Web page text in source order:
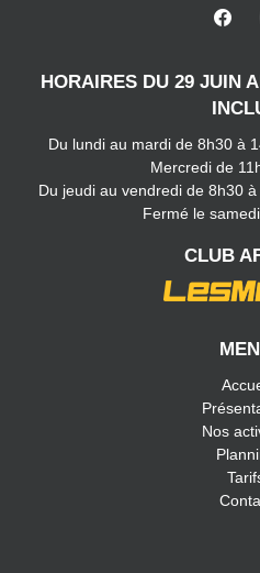
HORAIRES DU 29 JUIN
Du lundi au mardi de 8h30 à
Mercredi de
Du jeudi au vendredi de 8h30
Fermé le
CLUB
Nos